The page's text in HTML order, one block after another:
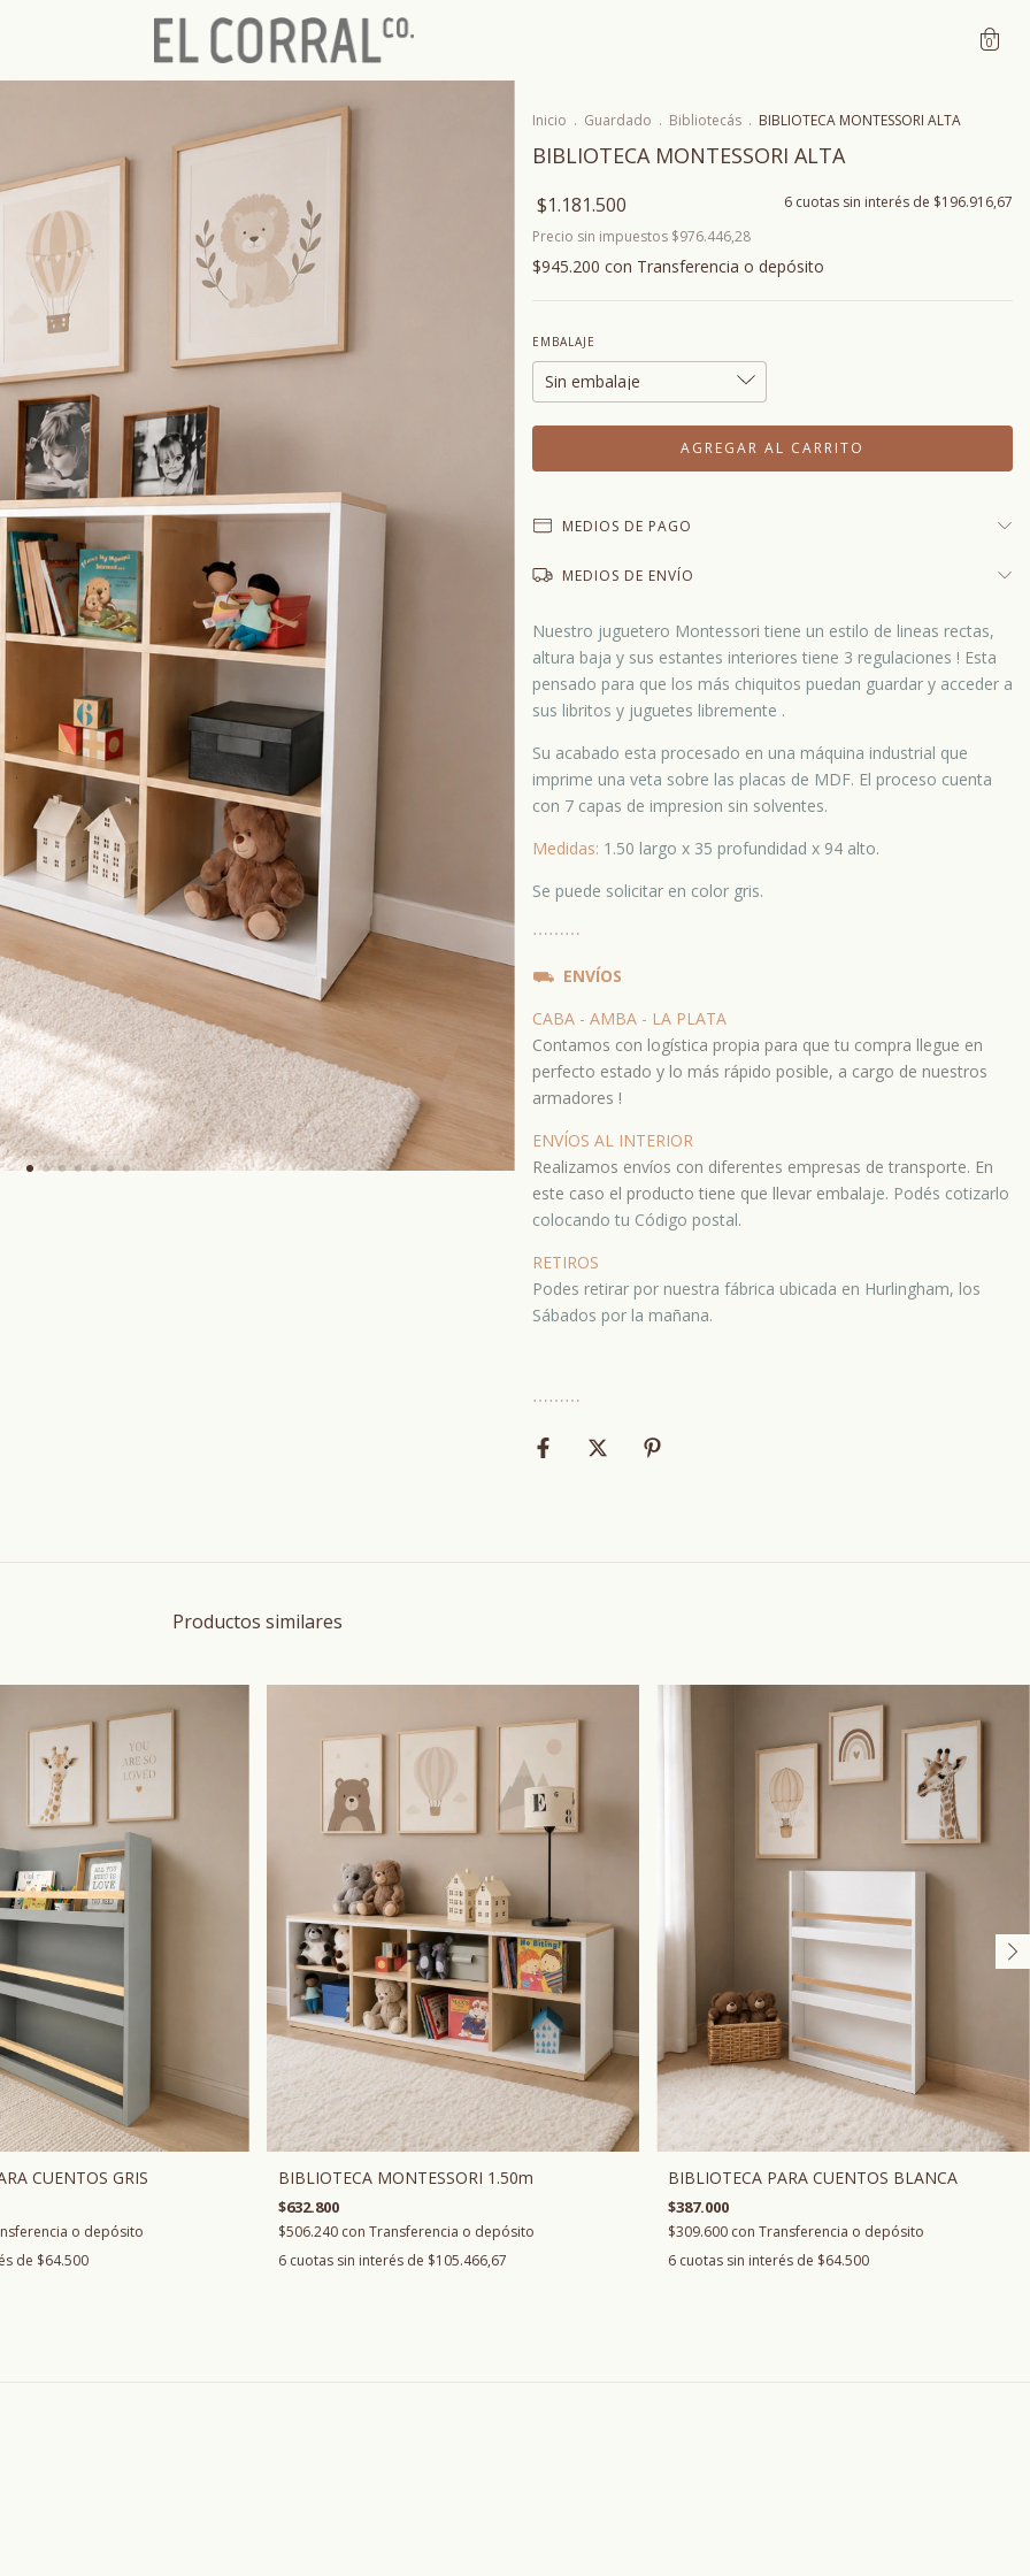
0
Inicio . Guardado . Bibliotecás . BIBLIOTECA MONTESSORI ALTA
BIBLIOTECA MONTESSORI ALTA
$1.181.500 6 cuotas sin interés de $196.916,67
Precio sin impuestos $976.446,28
$945.200 con Transferencia o depósito
EMBALAJE
MEDIOS DE PAGO
MEDIOS DE ENVÍO
Nuestro juguetero Montessori tiene un estilo de lineas rectas,
altura baja y sus estantes interiores tiene 3 regulaciones ! Esta
pensado para que los más chiquitos puedan guardar y acceder a
sus libritos y juguetes libremente .
Su acabado esta procesado en una máquina industrial que
imprime una veta sobre las placas de MDF. El proceso cuenta
con 7 capas de impresion sin solventes.
Medidas: 1.50 largo x 35 profundidad x 94 alto.
Se puede solicitar en color gris.
⋯⋯⋯
⛟ ENVÍOS
CABA - AMBA - LA PLATA
Contamos con logística propia para que tu compra llegue en
perfecto estado y lo más rápido posible, a cargo de nuestros
armadores !
ENVÍOS AL INTERIOR
Realizamos envíos con diferentes empresas de transporte. En
este caso el producto tiene que llevar embalaje. Podés cotizarlo
colocando tu Código postal.
RETIROS
Podes retirar por nuestra fábrica ubicada en Hurlingham, los
Sábados por la mañana.
⋯⋯⋯
Productos similares
CUENTOS GRIS
o depósito
de $64.500
BIBLIOTECA MONTESSORI 1.50m
$632.800
$506.240 con Transferencia o depósito
6 cuotas sin interés de $105.466,67
BIBLIOTECA PARA CUENTOS BLANCA
$387.000
$309.600 con Transferencia o depósito
6 cuotas sin interés de $64.500